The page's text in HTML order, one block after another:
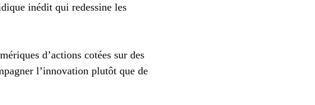
inédit qui redessine les
d’actions cotées sur des
l’innovation plutôt que de